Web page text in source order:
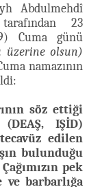
Abdulmehdî
23
Cuma günü
üzerine olsun)
namazının
söz ettiği
IŞİD)
edilen
bulunduğu
pek
barbarlığa